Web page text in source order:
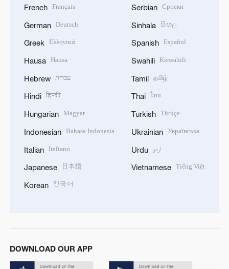
French Français
German Deutsch
Greek Ελληνικά
Hausa Hausa
Hebrew עברית
Hindi हिन्दी
Hungarian Magyar
Indonesian Bahasa Indonesia
Italian Italiano
Japanese 日本語
Korean 한국어
Serbian Српски
Sinhala සිංහල
Spanish Español
Swahili Kiswahili
Tamil தமிழ்
Thai ไทย
Turkish Türkçe
Ukrainian Українська
Urdu اردو
Vietnamese Tiếng Việt
DOWNLOAD OUR APP